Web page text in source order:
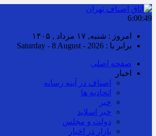
6:00:50
امروز : شنبه, ۱۷ مرداد , ۱۴۰۵
برابر با : Saturday - 8 August - 2026
صفحه اصلی
اخبار
اصناف در آینه رسانه
اتحادیه ها
خبر
خبر اسلايد
دولت و مجلس
بازار در اخبار